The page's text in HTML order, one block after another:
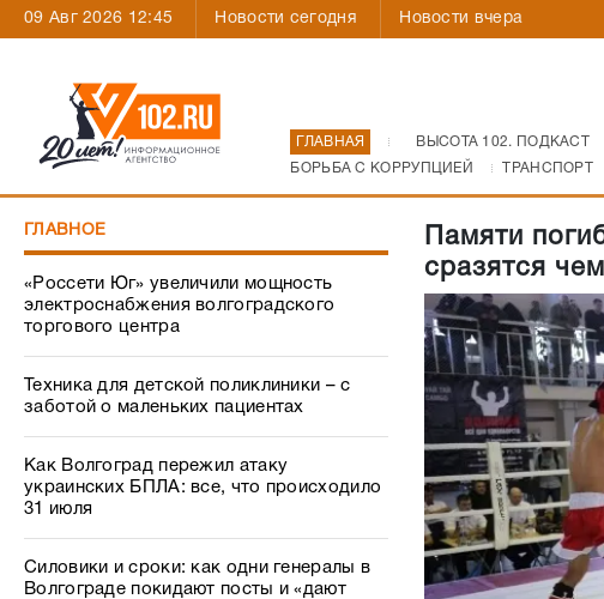
09 Авг 2026 12:45 Новости сегодня Новости вчера
ГЛАВНАЯ ВЫСОТА 102. ПОДКАСТ
БОРЬБА С КОРРУПЦИЕЙ
ТРАНСПОРТ
ГЛАВНОЕ
«Россети Юг» увеличили мощность
электроснабжения волгоградского
торгового центра
Техника для детской поликлиники – с
заботой о маленьких пациентах
Как Волгоград пережил атаку
украинских БПЛА: все, что происходило
31 июля
Силовики и сроки: как одни генералы в
Волгограде покидают посты и «дают
Памяти
сразятся